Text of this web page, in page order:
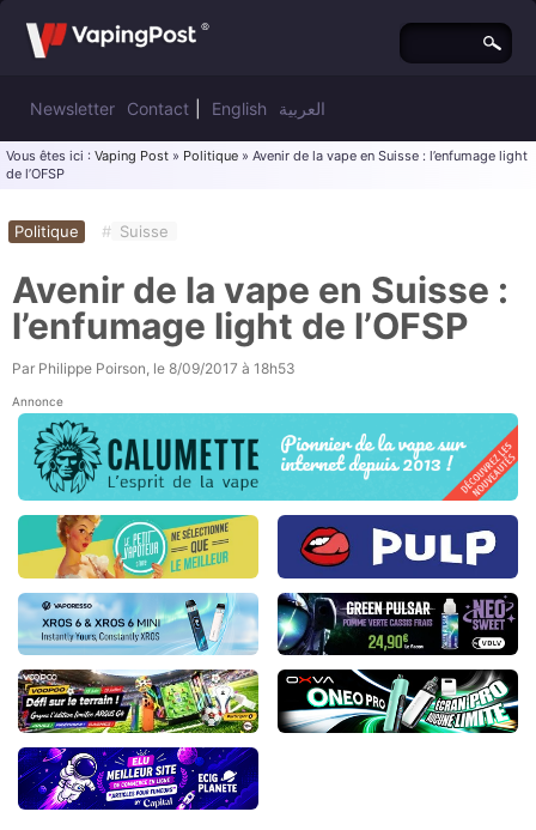
Newsletter Contact English العربية
Vous êtes ici : Vaping Post » Politique » Avenir de la vape en Suisse : l’enfumage light
de l’OFSP
Politique # Suisse
Avenir de la vape en Suisse :
l’enfumage light de l’OFSP
Par Philippe Poirson, le 8/09/2017 à 18h53
Annonce